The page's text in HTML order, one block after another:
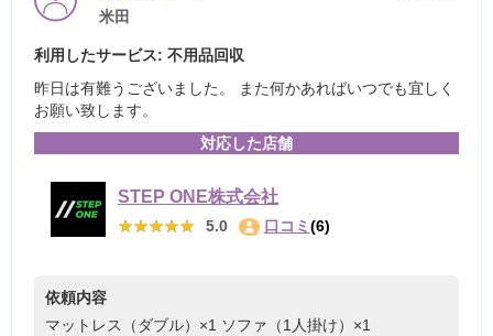
米田
利用したサービス: 不用品回収
昨日は有難うございました。 また何かあればいつでも宜しく
お願い致します。
対応した店舗
STEP ONE株式会社
★★★★★
★★★★★ 5.0 口コミ (6)
依頼内容
マットレス（ダブル）×1 ソファ（1人掛け）×1